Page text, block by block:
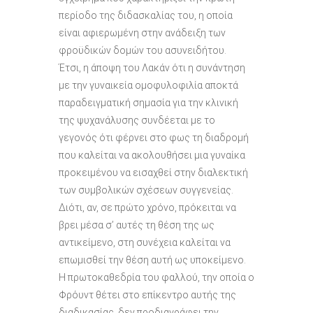
περίοδο της διδασκαλίας του, η οποία
είναι αφιερωμένη στην ανάδειξη των
φροϋδικών δομών του ασυνειδήτου.
Έτσι, η άποψη του Λακάν ότι η συνάντηση
με την γυναικεία ομοφυλοφιλία αποκτά
παραδειγματική σημασία για την κλινική
της ψυχανάλυσης συνδέεται με το
γεγονός ότι φέρνει στο φως τη διαδρομή
που καλείται να ακολουθήσει μια γυναίκα
προκειμένου να εισαχθεί στην διαλεκτική
των συμβολικών σχέσεων συγγενείας.
Διότι, αν, σε πρώτο χρόνο, πρόκειται να
βρει μέσα σ’ αυτές τη θέση της ως
αντικείμενο, στη συνέχεια καλείται να
επωμισθεί την θέση αυτή ως υποκείμενο.
Η πρωτοκαθεδρία του φαλλού, την οποία ο
Φρόυντ θέτει στο επίκεντρο αυτής της